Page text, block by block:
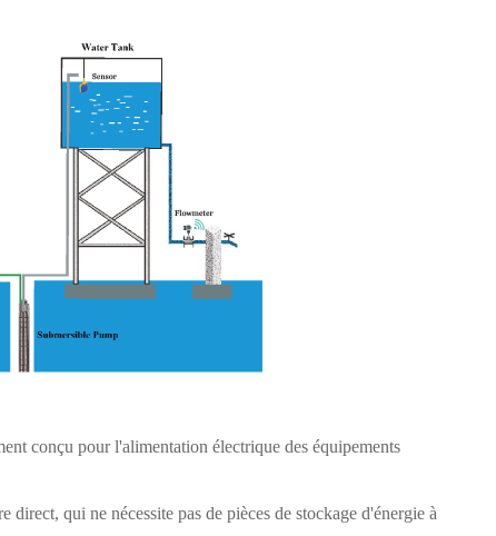
conçu pour l'alimentation électrique des équipements
qui ne nécessite pas de pièces de stockage d'énergie à